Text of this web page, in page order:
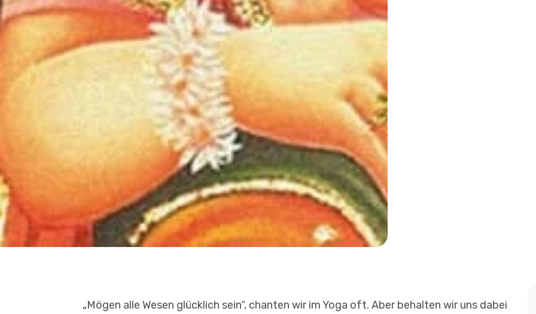
„Mögen alle Wesen glücklich sein“, chanten wir im Yoga oft. Aber behalten wir uns dabei